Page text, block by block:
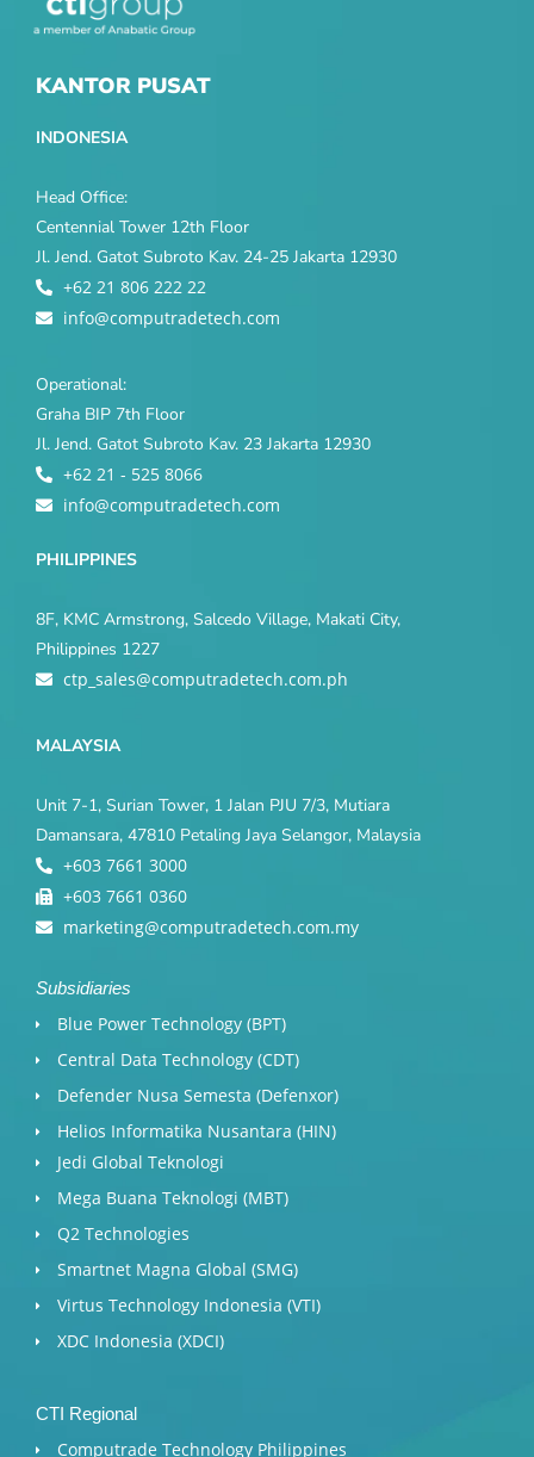
KANTOR PUSAT
INDONESIA
Head Office:
Centennial Tower 12th Floor
Jl. Jend. Gatot Subroto Kav. 24-25 Jakarta 12930
+62 21 806 222 22
info@computradetech.com
Operational:
Graha BIP 7th Floor
Jl. Jend. Gatot Subroto Kav. 23 Jakarta 12930
+62 21 - 525 8066
info@computradetech.com
PHILIPPINES
8F, KMC Armstrong, Salcedo Village, Makati City,
Philippines 1227
ctp_sales@computradetech.com.ph
MALAYSIA
Unit 7-1, Surian Tower, 1 Jalan PJU 7/3, Mutiara
Damansara, 47810 Petaling Jaya Selangor, Malaysia
+603 7661 3000
+603 7661 0360
marketing@computradetech.com.my
Subsidiaries
Blue Power Technology (BPT)​
Central Data Technology (CDT)
Defender Nusa Semesta (Defenxor)
Helios Informatika Nusantara (HIN)
Jedi Global Teknologi
Mega Buana Teknologi (MBT)
Q2 Technologies
Smartnet Magna Global (SMG)
Virtus Technology Indonesia (VTI)
XDC Indonesia (XDCI)
CTI Regional
Computrade Technology Philippines